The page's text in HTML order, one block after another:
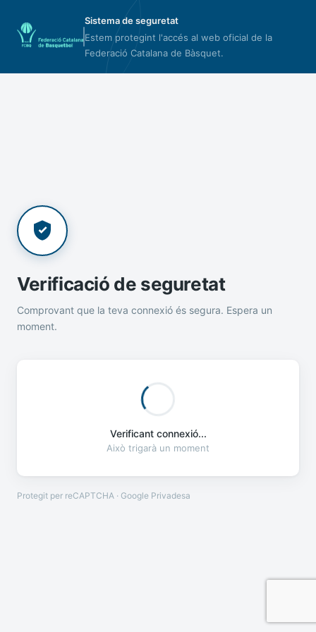
Sistema de seguretat
Estem protegint l'accés al web oficial de la
Federació Catalana de Bàsquet.
Verificació de seguretat
Comprovant que la teva connexió és segura. Espera un
moment.
Verificant connexió...
Això trigarà un moment
Protegit per reCAPTCHA · Google Privadesa